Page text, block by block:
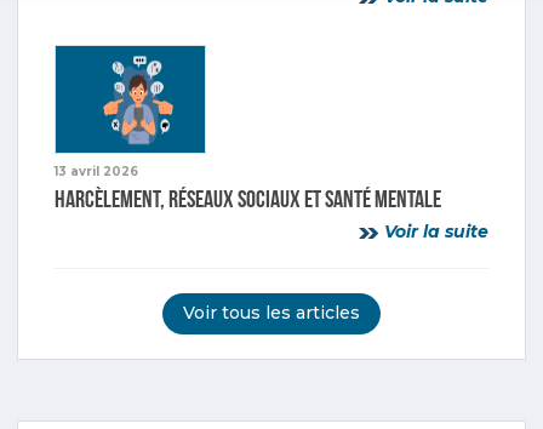
13 avril 2026
Harcèlement, réseaux sociaux et santé mentale
Voir la suite
Voir tous les articles